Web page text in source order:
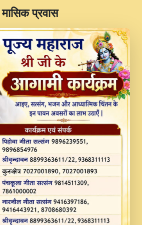
AAP BULAVE by Rasik
19 Sankirtan At VEER JI
CHANNEL.mp3
Tera Bhawan Sajaya Mata
Mata Rani Bhajan By
Ji.mp3
VICH KANTH KALER
DEVOTIONAL SONG 2017
Hai Bindu Ji Maharaj Pad - A
Shri Indresh Ji
Ki Kirpa Best Devotional
Vichitra.mp3
​मासिक प्रवास